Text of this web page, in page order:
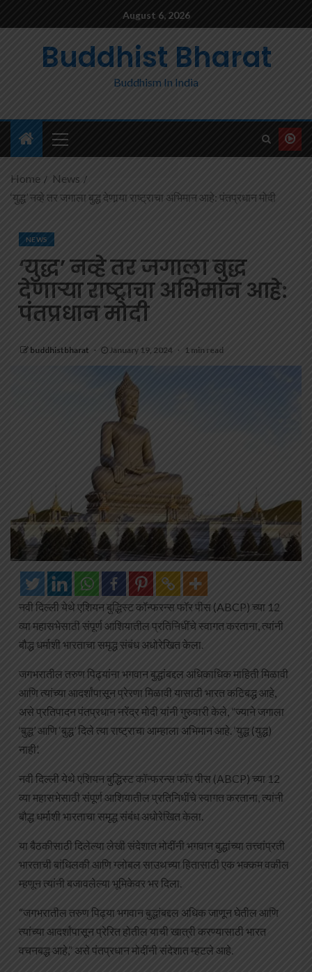
August 6, 2026
Buddhist Bharat
Buddhism In India
Home
News
‘युद्ध’ नव्हे तर जगाला बुद्ध देणार्‍या राष्ट्राचा अभिमान आहे: पंतप्रधान मोदी
NEWS
‘युद्ध’ नव्हे तर जगाला बुद्ध
देणार्‍या राष्ट्राचा अभिमान आहे:
पंतप्रधान मोदी
buddhistbharat January 19, 2024 1 min read
नवी दिल्ली येथे एशियन बुद्धिस्ट कॉन्फरन्स फॉर पीस (ABCP) च्या 12
व्या महासभेसाठी संपूर्ण आशियातील प्रतिनिधींचे स्वागत करताना, त्यांनी
बौद्ध धर्माशी भारताचा समृद्ध संबंध अधोरेखित केला.
जगभरातील तरुण पिढ्यांना भगवान बुद्धांबद्दल अधिकाधिक माहिती मिळावी
आणि त्यांच्या आदर्शांपासून प्रेरणा मिळावी यासाठी भारत कटिबद्ध आहे,
असे प्रतिपादन पंतप्रधान नरेंद्र मोदी यांनी गुरुवारी केले, “ज्याने जगाला
‘बुद्ध’ आणि ‘बुद्ध’ दिले त्या राष्ट्राचा आम्हाला अभिमान आहे. ‘युद्ध (युद्ध)
नाही’.
नवी दिल्ली येथे एशियन बुद्धिस्ट कॉन्फरन्स फॉर पीस (ABCP) च्या 12
व्या महासभेसाठी संपूर्ण आशियातील प्रतिनिधींचे स्वागत करताना, त्यांनी
बौद्ध धर्माशी भारताचा समृद्ध संबंध अधोरेखित केला.
या बैठकीसाठी दिलेल्या लेखी संदेशात मोदींनी भगवान बुद्धांच्या तत्त्वांप्रती
भारताची बांधिलकी आणि ग्लोबल साउथच्या हितासाठी एक भक्कम वकील
म्हणून त्यांनी बजावलेल्या भूमिकेवर भर दिला.
“जगभरातील तरुण पिढ्या भगवान बुद्धांबद्दल अधिक जाणून घेतील आणि
त्यांच्या आदर्शांपासून प्रेरित होतील याची खात्री करण्यासाठी भारत
वचनबद्ध आहे,” असे पंतप्रधान मोदींनी संदेशात म्हटले आहे.